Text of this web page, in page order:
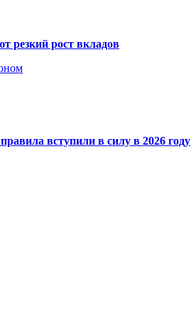
резкий рост вкладов
вступили в силу в 2026 году